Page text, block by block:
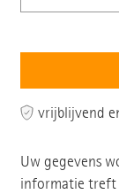
vrijblijvend
Uw gegevens
informatie